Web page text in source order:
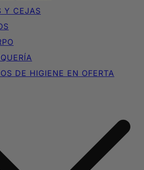
Y CEJAS
DE HIGIENE EN OFERTA